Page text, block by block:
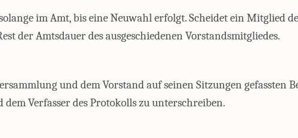
im Amt, bis eine Neuwahl erfolgt. Scheidet ein Mitglied
der Amtsdauer des ausgeschiedenen Vorstandsmitgliedes.
und dem Vorstand auf seinen Sitzungen gefassten
Verfasser des Protokolls zu unterschreiben.